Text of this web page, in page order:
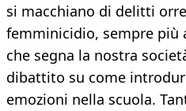
si macchiano di delitti
femminicidio, sempre
che segna la nostra
dibattito su come
emozioni nella scuola.